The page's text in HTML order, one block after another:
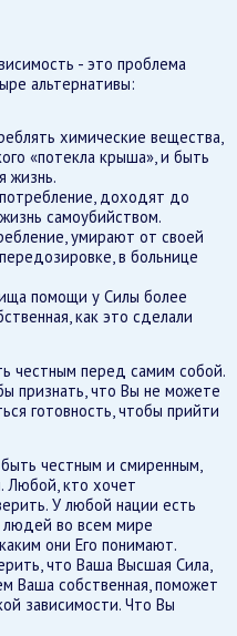
- это проблема
альтернативы:
химические вещества,
«потекла крыша», и быть
жизнь.
доходят до
самоубийством.
умирают от своей
в больнице
помощи у Силы более
как это сделали
честным перед самим собой.
признать, что Вы не можете
готовность, чтобы прийти
честным и смиренным,
Любой, кто хочет
У любой нации есть
людей во всем мире
они Его понимают.
что Ваша Высшая Сила,
Ваша собственная, поможет
зависимости. Что Вы